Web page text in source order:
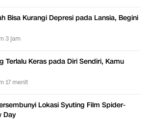
Bisa Kurangi Depresi pada Lansia, Begini
3 jam
Terlalu Keras pada Diri Sendiri, Kamu
17 menit
Lokasi Syuting Film Spider-
Day